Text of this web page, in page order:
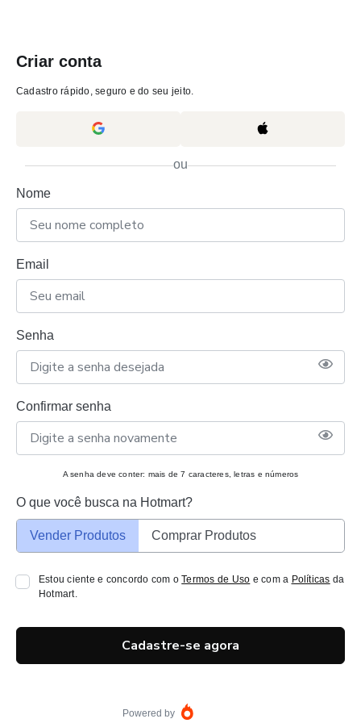
Criar conta
Cadastro rápido, seguro e do seu jeito.
ou
Nome
Email
Senha
Confirmar senha
A senha deve conter: mais de 7 caracteres, letras e números
O que você busca na Hotmart?
Vender Produtos Comprar Produtos
Estou ciente e concordo com oTermos de Uso e com a Políticas da
Hotmart.
Cadastre-se agora
Powered by